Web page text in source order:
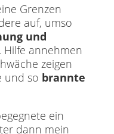
Grenzen
auf, umso
und
. Hilfe annehmen
zeigen
und so brannte
ein
dann mein